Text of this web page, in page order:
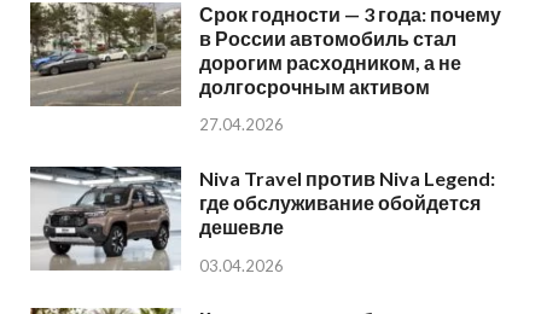
Срок годности — 3 года: почему
в России автомобиль стал
дорогим расходником, а не
долгосрочным активом
27.04.2026
Niva Travel против Niva Legend:
где обслуживание обойдется
дешевле
03.04.2026